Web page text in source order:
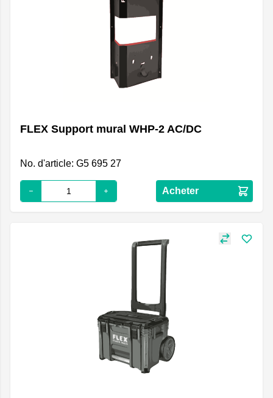
FLEX Support mural WHP-2 AC/DC
No. d'article: G5 695 27
Acheter